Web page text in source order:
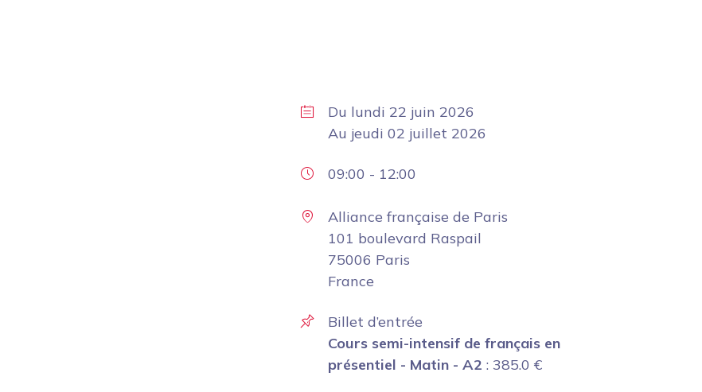
Du lundi 22 juin 2026
Au jeudi 02 juillet 2026
09:00 - 12:00
Alliance française de Paris
101 boulevard Raspail
75006 Paris
France
Billet d’entrée
Cours semi-intensif de français en
présentiel - Matin - A2 : 385.0 €